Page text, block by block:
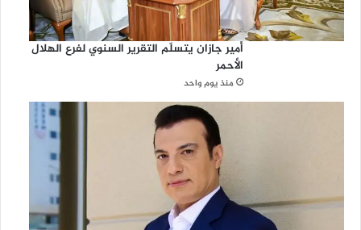
أمير جازان يتسلّم التقرير السنوي لفرع الهلال
الأحمر
منذ يوم واحد